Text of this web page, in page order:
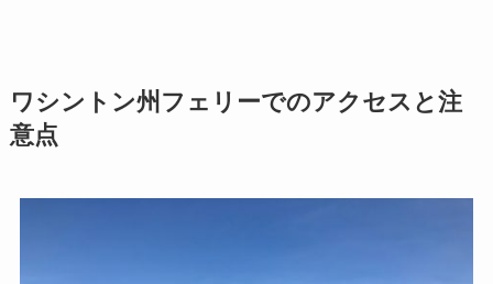
ワシントン州フェリーでのアクセスと注
意点